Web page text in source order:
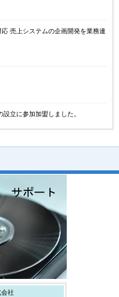
売上システムの企画開発を業務連
立に参加加盟しました。
会社